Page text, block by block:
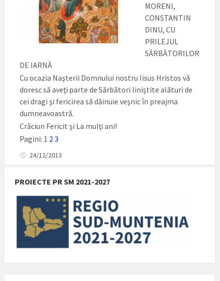
MORENI,
CONSTANTIN
DINU, CU
PRILEJUL
SĂRBĂTORILOR
DE IARNĂ
Cu ocazia Naşterii Domnului nostru Iisus Hristos vă
doresc să aveţi parte de Sărbători liniştite alături de
cei dragi şi fericirea să dăinuie veşnic în preajma
dumneavoastră.
Crăciun Fericit şi La mulţi ani!
Pagini: 1 2 3
24/12/2013
PROIECTE PR SM 2021-2027